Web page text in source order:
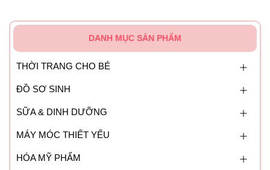
DANH MỤC SẢN PHẨM
THỜI TRANG CHO BÉ
ĐỒ SƠ SINH
SỮA & DINH DƯỠNG
MÁY MÓC THIẾT YẾU
HÓA MỸ PHẨM